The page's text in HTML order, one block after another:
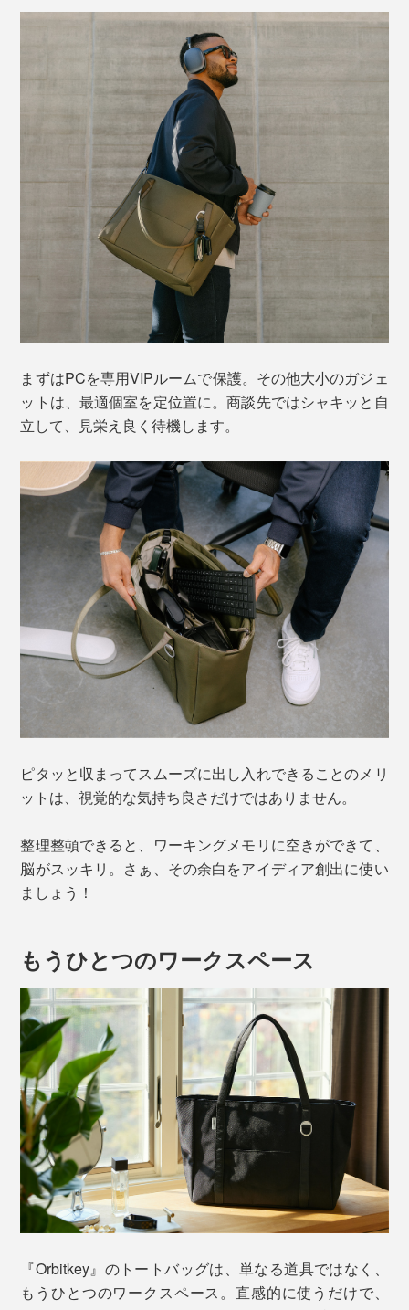
まずはPCを専用VIPルームで保護。その他大小のガジェ
ットは、最適個室を定位置に。商談先ではシャキッと自
立して、見栄え良く待機します。
ピタッと収まってスムーズに出し入れできることのメリ
ットは、視覚的な気持ち良さだけではありません。
整理整頓できると、ワーキングメモリに空きができて、
脳がスッキリ。さぁ、その余白をアイディア創出に使い
ましょう！
もうひとつのワークスペース
『Orbitkey』のトートバッグは、単なる道具ではなく、
もうひとつのワークスペース。直感的に使うだけで、